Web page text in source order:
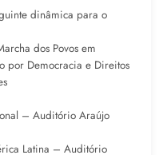
dinâmica para o
dos Povos em
por Democracia e Direitos
– Auditório Araújo
Latina – Auditório